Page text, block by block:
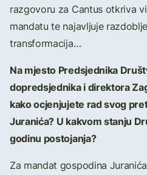
razgovoru za Cantus otkriva
mandatu te najavljuje
transformacija…
Na mjesto Predsjednika
dopredsjednika i direktora
kako ocjenjujete rad svog
Juranića? U kakvom stanju
godinu postojanja?
Za mandat gospodina